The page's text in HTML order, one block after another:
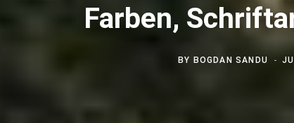
Farben,
BY BOGDAN SANDU